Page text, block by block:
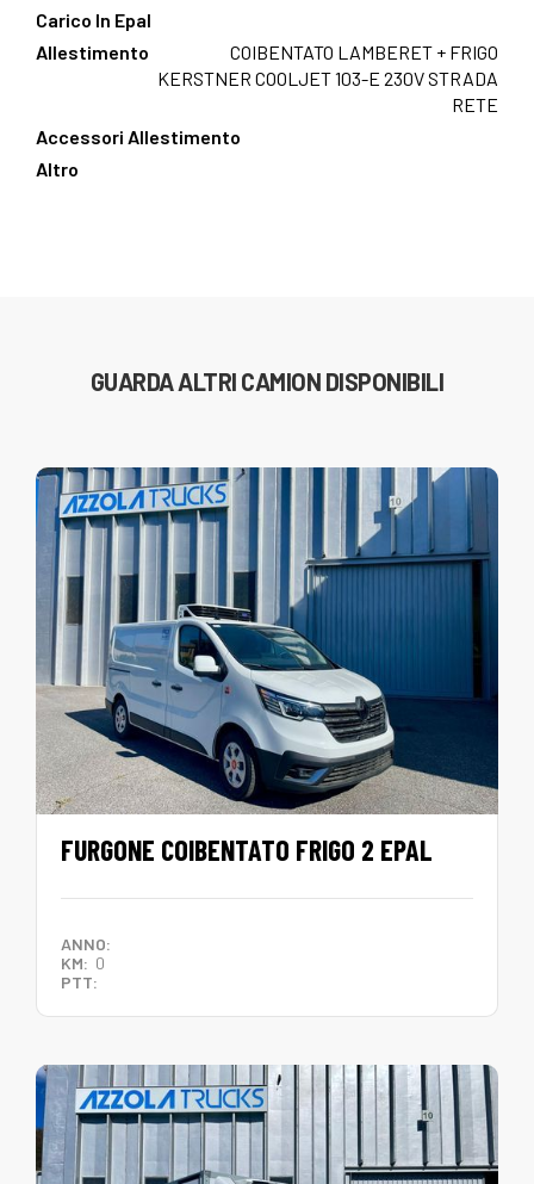
Carico In Epal
Allestimento
COIBENTATO LAMBERET + FRIGO
KERSTNER COOLJET 103-E 230V STRADA
RETE
Accessori Allestimento
Altro
GUARDA ALTRI CAMION DISPONIBILI
FURGONE COIBENTATO FRIGO 2 EPAL
ANNO:
KM: 0
PTT: